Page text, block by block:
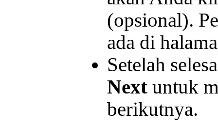
(opsional).
ada di
Setelah
Next untuk
berikutnya.